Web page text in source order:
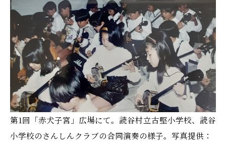
第1回「赤犬子宮」広場にて。読谷村立古堅小学校、読谷
小学校のさんしんクラブの合同演奏の様子。写真提供：